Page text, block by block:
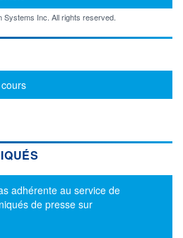
Inc. All rights reserved.
adhérente au service de
de presse sur